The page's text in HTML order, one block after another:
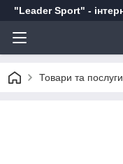
"Leader Sport" -
Товари та послуги